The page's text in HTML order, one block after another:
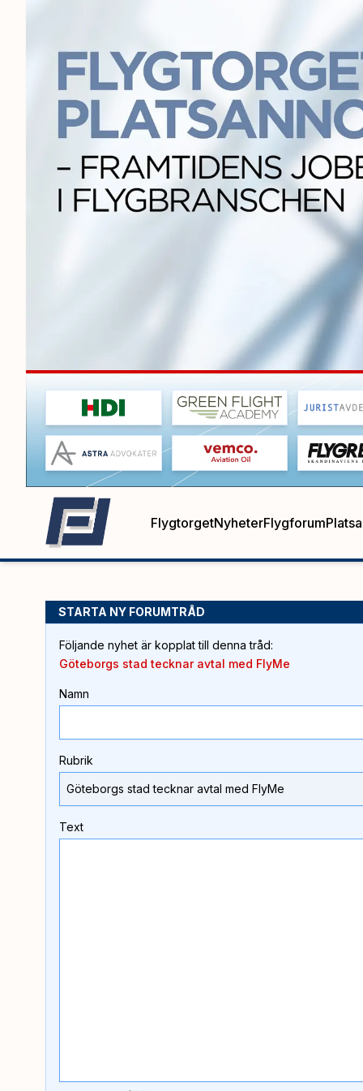
FlygtorgetNyheterFlygforum
STARTA NY FORUMTRÅD
Följande nyhet är kopplat till denna tråd:
Göteborgs stad tecknar avtal med FlyMe
Namn
Rubrik
Text